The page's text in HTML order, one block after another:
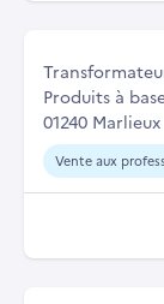
Produits à
01240 Marlieux
Vente aux